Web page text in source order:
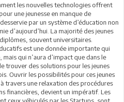
les nouvelles technologies offrent
une jeunesse en manque de
par un système d’éducation non
d’aujourd’hui. La majorité des jeunes
souvent universitaires.
est une donnée importante qui
qui n’aura d’impact que dans le
trouver des solutions pour les jeunes
Ouvrir les possibilités pour ces jeunes
travers une relaxation des procédures
financières, devient un impératif. Les